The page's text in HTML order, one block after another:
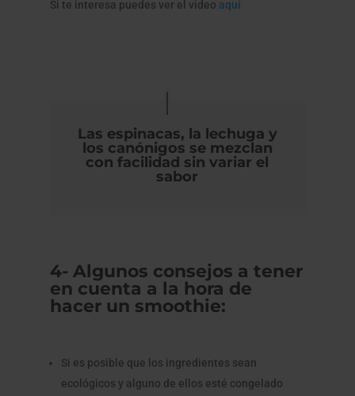
Si te interesa puedes ver el video aquí
Las espinacas, la lechuga y
los canónigos se mezclan
con facilidad sin variar el
sabor
4- Algunos consejos a tener
en cuenta a la hora de
hacer un smoothie:
Si es posible que los ingredientes sean
ecológicos y alguno de ellos esté congelado